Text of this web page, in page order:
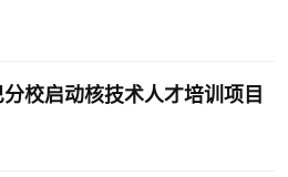
校启动核技术人才培训项目